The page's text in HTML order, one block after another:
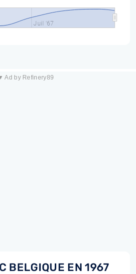
Juil '67
Ad by Refinery89
BELGIQUE EN 1967